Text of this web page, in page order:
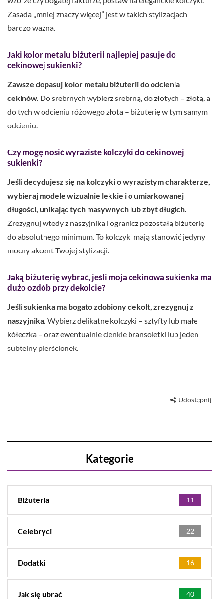
Zasada „mniej znaczy więcej” jest w takich stylizacjach
bardzo ważna.
Jaki kolor metalu biżuterii najlepiej pasuje do
cekinowej sukienki?
Zawsze dopasuj kolor metalu biżuterii do odcienia
cekinów. Do srebrnych wybierz srebrną, do złotych – złotą, a
do tych w odcieniu różowego złota – biżuterię w tym samym
odcieniu.
Czy mogę nosić wyraziste kolczyki do cekinowej
sukienki?
Jeśli decydujesz się na kolczyki o wyrazistym charakterze,
wybieraj modele wizualnie lekkie i o umiarkowanej
długości, unikając tych masywnych lub zbyt długich.
Zrezygnuj wtedy z naszyjnika i ogranicz pozostałą biżuterię
do absolutnego minimum. To kolczyki mają stanowić jedyny
mocny akcent Twojej stylizacji.
Jaką biżuterię wybrać, jeśli moja cekinowa sukienka ma
dużo ozdób przy dekolcie?
Jeśli sukienka ma bogato zdobiony dekolt, zrezygnuj z
naszyjnika. Wybierz delikatne kolczyki – sztyfty lub małe
kółeczka – oraz ewentualnie cienkie bransoletki lub jeden
subtelny pierścionek.
Udostępnij
Kategorie
Biżuteria 11
Celebryci 22
Dodatki 16
Jak się ubrać 40